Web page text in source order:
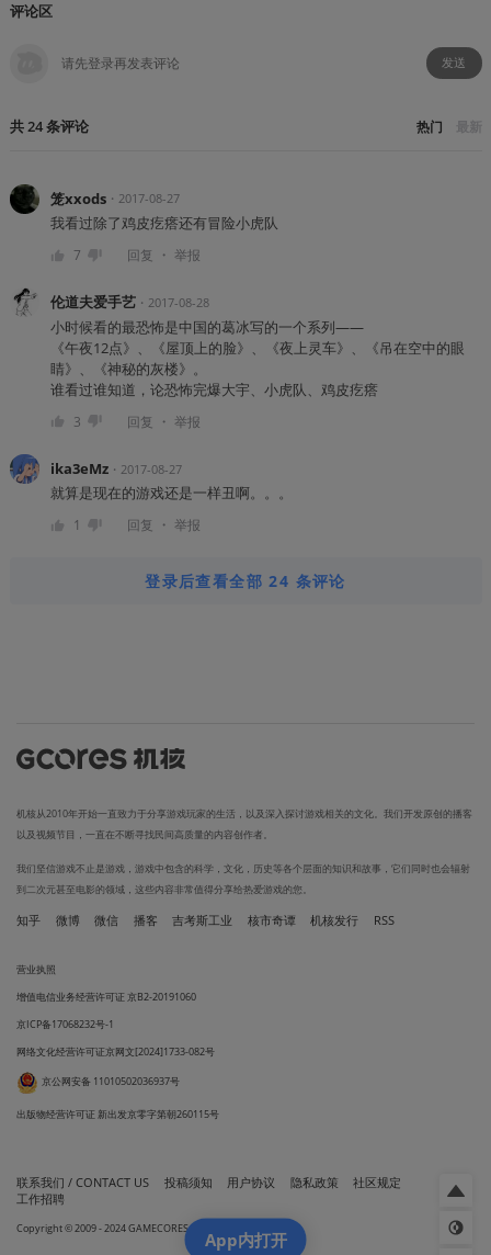
评论区
发送
共 24条评论 热门 最新
笼xxods・ 2017-08-27
我看过除了鸡皮疙瘩还有冒险小虎队
7 回复 ・ 举报
伦道夫爱手艺・ 2017-08-28
小时候看的最恐怖是中国的葛冰写的一个系列——
《午夜12点》、《屋顶上的脸》、《夜上灵车》、《吊在空中的眼
睛》、《神秘的灰楼》。
谁看过谁知道，论恐怖完爆大宇、小虎队、鸡皮疙瘩
3 回复 ・ 举报
ika3eMz・ 2017-08-27
就算是现在的游戏还是一样丑啊。。。
1 回复 ・ 举报
登录后查看全部 24 条评论
机核从2010年开始一直致力于分享游戏玩家的生活，以及深入探讨游戏相关的文化。我们开发原创的播客
以及视频节目，一直在不断寻找民间高质量的内容创作者。
我们坚信游戏不止是游戏，游戏中包含的科学，文化，历史等各个层面的知识和故事，它们同时也会辐射
到二次元甚至电影的领域，这些内容非常值得分享给热爱游戏的您。
知乎 微博 微信 播客 吉考斯工业 核市奇谭 机核发行 RSS
营业执照
增值电信业务经营许可证 京B2-20191060
京ICP备17068232号-1
网络文化经营许可证京网文[2024]1733-082号
京公网安备 11010502036937号
出版物经营许可证 新出发京零字第朝260115号
联系我们 / CONTACT US 投稿须知 用户协议 隐私政策
社区规定
工作招聘
Copyright © 2009 - 2024 GAMECORES. All Rights Reserved
App内打开